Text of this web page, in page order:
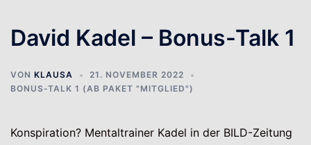
David Kadel – Bonus-Talk 1
VON KLAUSA
21. NOVEMBER 2022
BONUS-TALK 1 (AB PAKET "MITGLIED")
Konspiration? Mentaltrainer Kadel in der BILD-Zeitung